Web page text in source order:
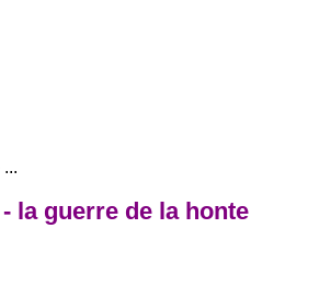
la guerre de la honte